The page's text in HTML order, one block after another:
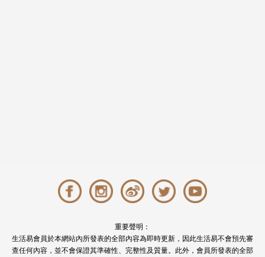
重要聲明：
生活易會員於本網站內所發表的全部內容為即時更新，因此生活易不會預先審
查任何內容，並不會保證其準確性、完整性及質量。此外，會員所發表的全部